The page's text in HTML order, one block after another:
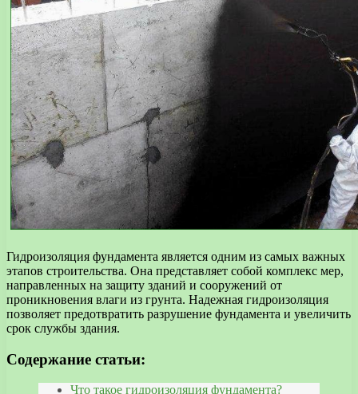
Гидроизоляция фундамента является одним из самых важных
этапов строительства. Она представляет собой комплекс мер,
направленных на защиту зданий и сооружений от
проникновения влаги из грунта. Надежная гидроизоляция
позволяет предотвратить разрушение фундамента и увеличить
срок службы здания.
Содержание статьи:
Что такое гидроизоляция фундамента?